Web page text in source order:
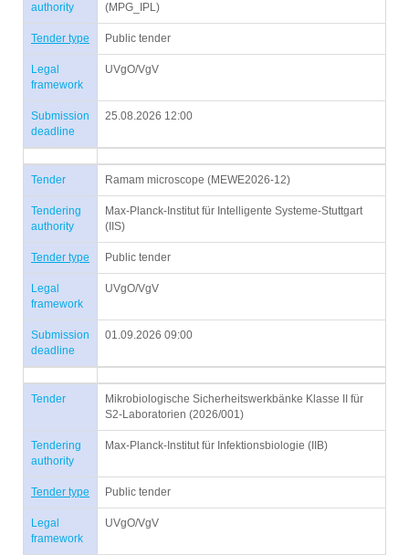
authority
(MPG_IPL)
Tender type Public tender
Legal
framework
UVgO/VgV
Submission
deadline
25.08.2026 12:00
Tender Ramam microscope (MEWE2026-12)
Tendering
authority
Max-Planck-Institut für Intelligente Systeme-Stuttgart
(IIS)
Tender type Public tender
Legal
framework
UVgO/VgV
Submission
deadline
01.09.2026 09:00
Tender
Mikrobiologische Sicherheitswerkbänke Klasse II für
S2-Laboratorien (2026/001)
Tendering
authority
Max-Planck-Institut für Infektionsbiologie (IIB)
Tender type Public tender
Legal
framework
UVgO/VgV